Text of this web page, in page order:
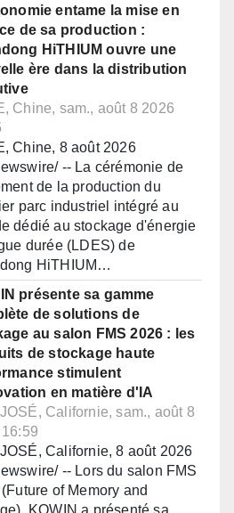
entame la mise en
de sa production :
HiTHIUM ouvre une
ère dans la distribution
Chine, sam., août 8 2026
Chine, 8 août 2026
-- La cérémonie de
de la production du
parc industriel intégré au
dédié au stockage d'énergie
durée (LDES) de
HiTHIUM…
présente sa gamme
de solutions de
au salon FMS 2026 : les
de stockage haute
stimulent
en matière d'IA
Californie, sam., août 8
Californie, 8 août 2026
-- Lors du salon FMS
of Memory and